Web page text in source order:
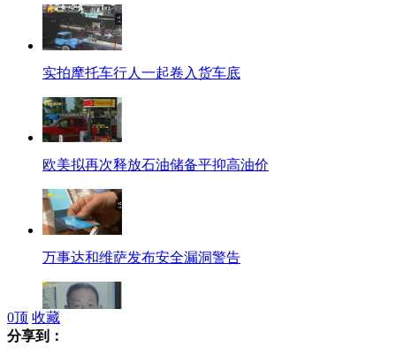
实拍摩托车行人一起卷入货车底
欧美拟再次释放石油储备平抑高油价
万事达和维萨发布安全漏洞警告
0顶 收藏
分享到：